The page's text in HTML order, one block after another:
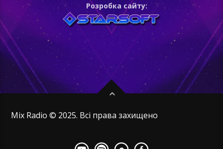
Розробка сайту:
Mix Radio © 2025. Всі права захищено